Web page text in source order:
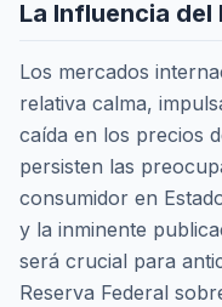
La Influencia del
Los mercados
relativa calma,
caída en los precios
persisten las
consumidor en
y la inminente
será crucial para
Reserva Federal